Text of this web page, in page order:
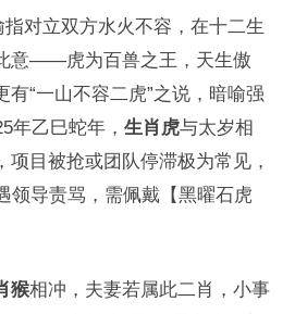
指对立双方水火不容，在十二生
意——虎为百兽之王，天生傲
“一山不容二虎”之说，暗喻强
年乙巳蛇年， 生肖虎与太岁相
项目被抢或团队停滞极为常见，
领导责骂，需佩戴【黑曜石虎
猴相冲，夫妻若属此二肖，小事